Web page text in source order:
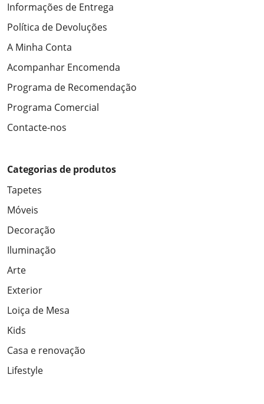
Informações de Entrega
Política de Devoluções
A Minha Conta
Acompanhar Encomenda
Programa de Recomendação
Programa Comercial
Contacte-nos
Categorias de produtos
Tapetes
Móveis
Decoração
Iluminação
Arte
Exterior
Loiça de Mesa
Kids
Casa e renovação
Lifestyle